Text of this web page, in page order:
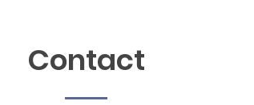
Contact